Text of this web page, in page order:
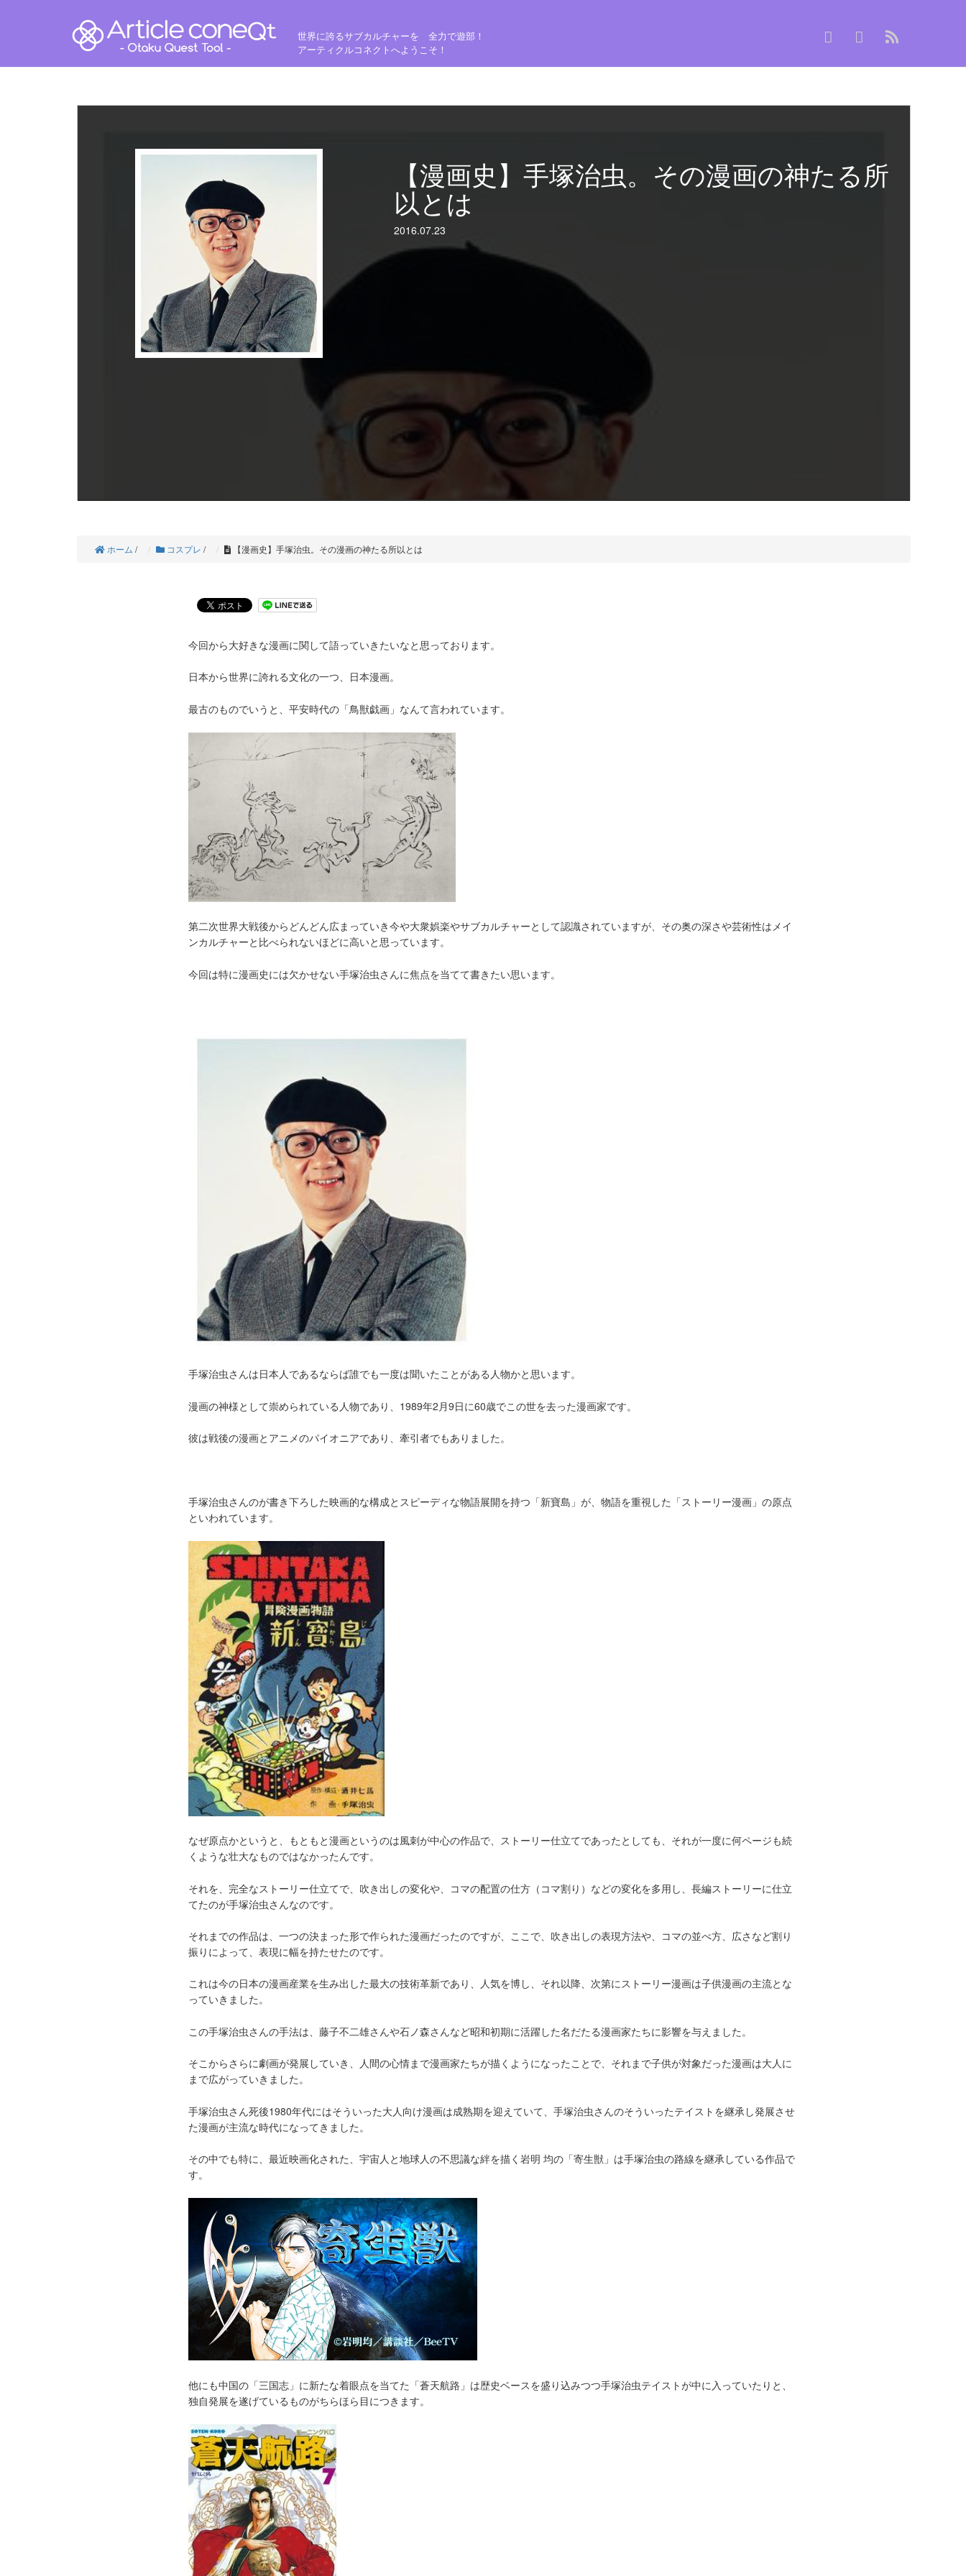
世界に誇るサブカルチャーを 全力で遊部！
アーティクルコネクトへようこそ！
【漫画史】手塚治虫。その漫画の神たる所
以とは
2016.07.23
ホーム / コスプレ / 【漫画史】手塚治虫。その漫画の神たる所以とは
今回から大好きな漫画に関して語っていきたいなと思っております。
日本から世界に誇れる文化の一つ、日本漫画。
最古のものでいうと、平安時代の「鳥獣戯画」なんて言われています。
第二次世界大戦後からどんどん広まっていき今や大衆娯楽やサブカルチャーとして認識されていますが、その奥の深さや芸術性はメイ
ンカルチャーと比べられないほどに高いと思っています。
今回は特に漫画史には欠かせない手塚治虫さんに焦点を当てて書きたい思います。
手塚治虫さんは日本人であるならば誰でも一度は聞いたことがある人物かと思います。
漫画の神様として崇められている人物であり、1989年2月9日に60歳でこの世を去った漫画家です。
彼は戦後の漫画とアニメのパイオニアであり、牽引者でもありました。
手塚治虫さんのが書き下ろした映画的な構成とスピーディな物語展開を持つ「新寶島」が、物語を重視した「ストーリー漫画」の原点
といわれています。
なぜ原点かというと、もともと漫画というのは風刺が中心の作品で、ストーリー仕立てであったとしても、それが一度に何ページも続
くような壮大なものではなかったんです。
それを、完全なストーリー仕立てで、吹き出しの変化や、コマの配置の仕方（コマ割り）などの変化を多用し、長編ストーリーに仕立
てたのが手塚治虫さんなのです。
それまでの作品は、一つの決まった形で作られた漫画だったのですが、ここで、吹き出しの表現方法や、コマの並べ方、広さなど割り
振りによって、表現に幅を持たせたのです。
これは今の日本の漫画産業を生み出した最大の技術革新であり、人気を博し、それ以降、次第にストーリー漫画は子供漫画の主流とな
っていきました。
この手塚治虫さんの手法は、藤子不二雄さんや石ノ森さんなど昭和初期に活躍した名だたる漫画家たちに影響を与えました。
そこからさらに劇画が発展していき、人間の心情まで漫画家たちが描くようになったことで、それまで子供が対象だった漫画は大人に
まで広がっていきました。
手塚治虫さん死後1980年代にはそういった大人向け漫画は成熟期を迎えていて、手塚治虫さんのそういったテイストを継承し発展させ
た漫画が主流な時代になってきました。
その中でも特に、最近映画化された、宇宙人と地球人の不思議な絆を描く岩明 均の「寄生獣」は手塚治虫の路線を継承している作品で
す。
他にも中国の「三国志」に新たな着眼点を当てた「蒼天航路」は歴史ベースを盛り込みつつ手塚治虫テイストが中に入っていたりと、
独自発展を遂げているものがちらほら目につきます。